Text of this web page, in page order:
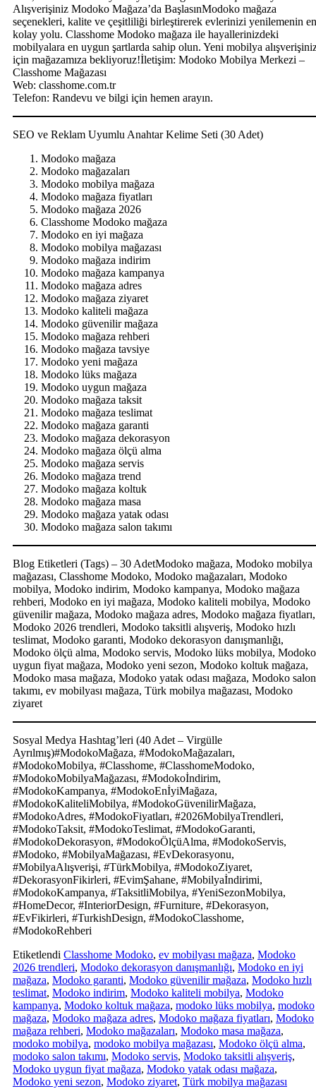
Alışverişiniz Modoko Mağaza’da BaşlasınModoko mağaza
seçenekleri, kalite ve çeşitliliği birleştirerek evlerinizi yenilemenin en
kolay yolu. Classhome Modoko mağaza ile hayallerinizdeki
mobilyalara en uygun şartlarda sahip olun. Yeni mobilya
için mağazamıza bekliyoruz!İletişim: Modoko Mobilya Merkezi –
Classhome Mağazası
Web: classhome.com.tr
Telefon: Randevu ve bilgi için hemen arayın.
SEO ve Reklam Uyumlu Anahtar Kelime Seti (30 Adet)
Modoko mağaza
Modoko mağazaları
Modoko mobilya mağaza
Modoko mağaza fiyatları
Modoko mağaza 2026
Classhome Modoko mağaza
Modoko en iyi mağaza
Modoko mobilya mağazası
Modoko mağaza indirim
Modoko mağaza kampanya
Modoko mağaza adres
Modoko mağaza ziyaret
Modoko kaliteli mağaza
Modoko güvenilir mağaza
Modoko mağaza rehberi
Modoko mağaza tavsiye
Modoko yeni mağaza
Modoko lüks mağaza
Modoko uygun mağaza
Modoko mağaza taksit
Modoko mağaza teslimat
Modoko mağaza garanti
Modoko mağaza dekorasyon
Modoko mağaza ölçü alma
Modoko mağaza servis
Modoko mağaza trend
Modoko mağaza koltuk
Modoko mağaza masa
Modoko mağaza yatak odası
Modoko mağaza salon takımı
Blog Etiketleri (Tags) – 30 AdetModoko mağaza, Modoko mobilya
mağazası, Classhome Modoko, Modoko mağazaları, Modoko
mobilya, Modoko indirim, Modoko kampanya, Modoko mağaza
rehberi, Modoko en iyi mağaza, Modoko kaliteli mobilya, Modoko
güvenilir mağaza, Modoko mağaza adres, Modoko mağaza fiyatları,
Modoko 2026 trendleri, Modoko taksitli alışveriş, Modoko hızlı
teslimat, Modoko garanti, Modoko dekorasyon danışmanlığı,
Modoko ölçü alma, Modoko servis, Modoko lüks mobilya, Modoko
uygun fiyat mağaza, Modoko yeni sezon, Modoko koltuk mağaza,
Modoko masa mağaza, Modoko yatak odası mağaza, Modoko salon
takımı, ev mobilyası mağaza, Türk mobilya mağazası, Modoko
ziyaret
Sosyal Medya Hashtag’leri (40 Adet – Virgülle
Ayrılmış)#ModokoMağaza, #ModokoMağazaları,
#ModokoMobilya, #Classhome, #ClasshomeModoko,
#ModokoMobilyaMağazası, #Modokoİndirim,
#ModokoKampanya, #ModokoEnİyiMağaza,
#ModokoKaliteliMobilya, #ModokoGüvenilirMağaza,
#ModokoAdres, #ModokoFiyatları, #2026MobilyaTrendleri,
#ModokoTaksit, #ModokoTeslimat, #ModokoGaranti,
#ModokoDekorasyon, #ModokoÖlçüAlma, #ModokoServis,
#Modoko, #MobilyaMağazası, #EvDekorasyonu,
#MobilyaAlışverişi, #TürkMobilya, #ModokoZiyaret,
#DekorasyonFikirleri, #EvimŞahane, #Mobilyaİndirimi,
#ModokoKampanya, #TaksitliMobilya, #YeniSezonMobilya,
#HomeDecor, #InteriorDesign, #Furniture, #Dekorasyon,
#EvFikirleri, #TurkishDesign, #ModokoClasshome,
#ModokoRehberi
Etiketlendi Classhome Modoko, ev mobilyası mağaza, Modoko
2026 trendleri, Modoko dekorasyon danışmanlığı, Modoko en iyi
mağaza, Modoko garanti, Modoko güvenilir mağaza, Modoko hızlı
teslimat, Modoko indirim, Modoko kaliteli mobilya, Modoko
kampanya, Modoko koltuk mağaza, modoko lüks mobilya, modoko
mağaza, Modoko mağaza adres, Modoko mağaza fiyatları, Modoko
mağaza rehberi, Modoko mağazaları, Modoko masa mağaza,
modoko mobilya, modoko mobilya mağazası, Modoko ölçü alma,
modoko salon takımı, Modoko servis, Modoko taksitli alışveriş,
Modoko uygun fiyat mağaza, Modoko yatak odası mağaza,
Modoko yeni sezon, Modoko ziyaret, Türk mobilya mağazası